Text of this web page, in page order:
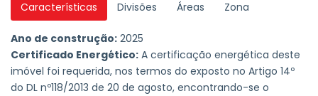
Características Divisões Áreas Zona
Ano de construção: 2025
Certificado Energético: A certificação energética deste
imóvel foi requerida, nos termos do exposto no Artigo 14º
do DL nº118/2013 de 20 de agosto, encontrando-se o